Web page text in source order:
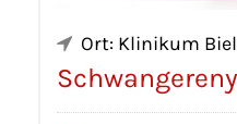
Ort: Klinikum